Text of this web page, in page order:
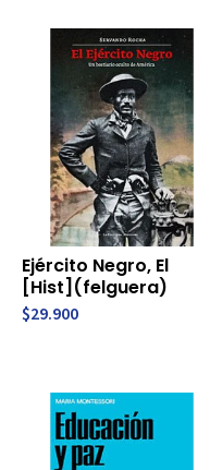
Ejército Negro, El
[Hist](felguera)
$29.900